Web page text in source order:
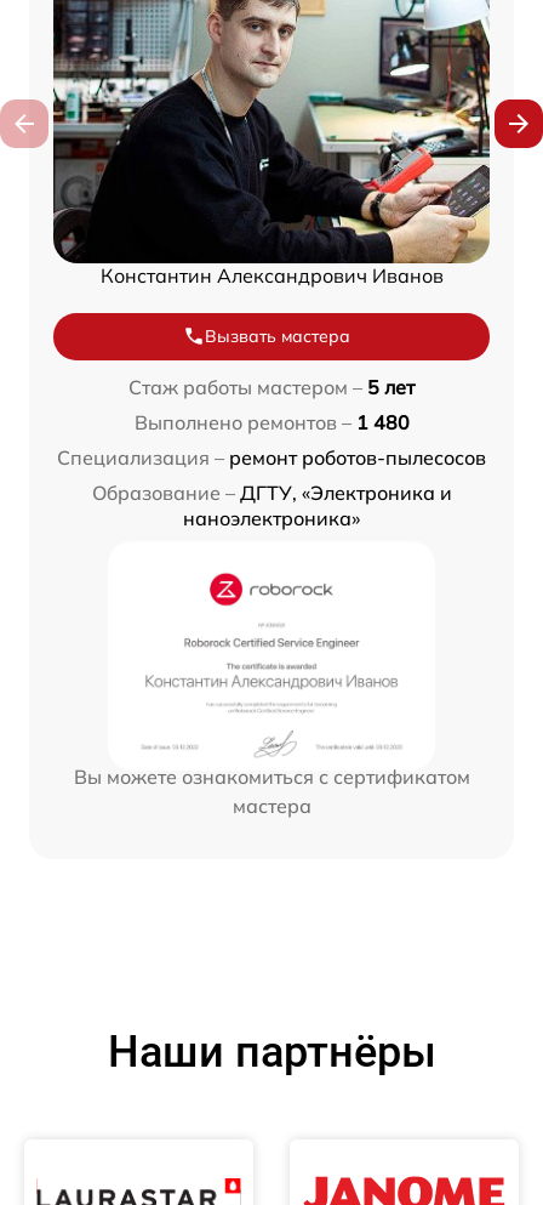
Константин Александрович Иванов
Вызвать мастера
Стаж работы мастером – 5 лет
Выполнено ремонтов – 1 480
Специализация – ремонт роботов-пылесосов
Образование – ДГТУ, «Электроника и
наноэлектроника»
Вы можете ознакомиться с сертификатом
мастера
Наши партнёры